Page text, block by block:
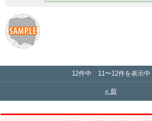
12件中 11〜12件を表示中
« 前